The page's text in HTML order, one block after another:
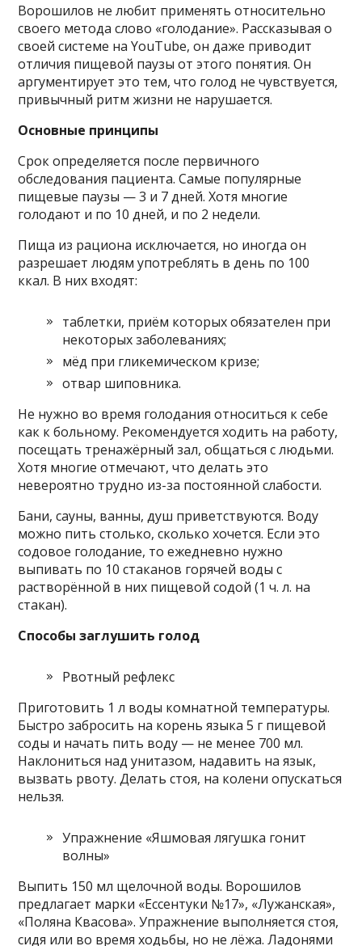
Ворошилов не любит применять относительно
своего метода слово «голодание». Рассказывая о
своей системе на YouTube, он даже приводит
отличия пищевой паузы от этого понятия. Он
аргументирует это тем, что голод не чувствуется,
привычный ритм жизни не нарушается.
Основные принципы
Срок определяется после первичного
обследования пациента. Самые популярные
пищевые паузы — 3 и 7 дней. Хотя многие
голодают и по 10 дней, и по 2 недели.
Пища из рациона исключается, но иногда он
разрешает людям употреблять в день по 100
ккал. В них входят:
таблетки, приём которых обязателен при
некоторых заболеваниях;
мёд при гликемическом кризе;
отвар шиповника.
Не нужно во время голодания относиться к себе
как к больному. Рекомендуется ходить на работу,
посещать тренажёрный зал, общаться с людьми.
Хотя многие отмечают, что делать это
невероятно трудно из-за постоянной слабости.
Бани, сауны, ванны, душ приветствуются. Воду
можно пить столько, сколько хочется. Если это
содовое голодание, то ежедневно нужно
выпивать по 10 стаканов горячей воды с
растворённой в них пищевой содой (1 ч. л. на
стакан).
Способы заглушить голод
Рвотный рефлекс
Приготовить 1 л воды комнатной температуры.
Быстро забросить на корень языка 5 г пищевой
соды и начать пить воду — не менее 700 мл.
Наклониться над унитазом, надавить на язык,
вызвать рвоту. Делать стоя, на колени опускаться
нельзя.
Упражнение «Яшмовая лягушка гонит
волны»
Выпить 150 мл щелочной воды. Ворошилов
предлагает марки «Ессентуки №17», «Лужанская»,
«Поляна Квасова». Упражнение выполняется стоя,
сидя или во время ходьбы, но не лёжа. Ладонями